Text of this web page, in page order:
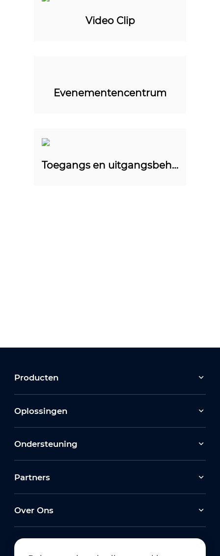
Video Clip
Evenementencentrum
Toegangs en uitgangsbeheer
Producten
Oplossingen
Ondersteuning
Partners
Over Ons